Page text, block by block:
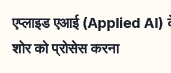
एप्लाइड एआई (Applied AI)
शोर को प्रोसेस करना